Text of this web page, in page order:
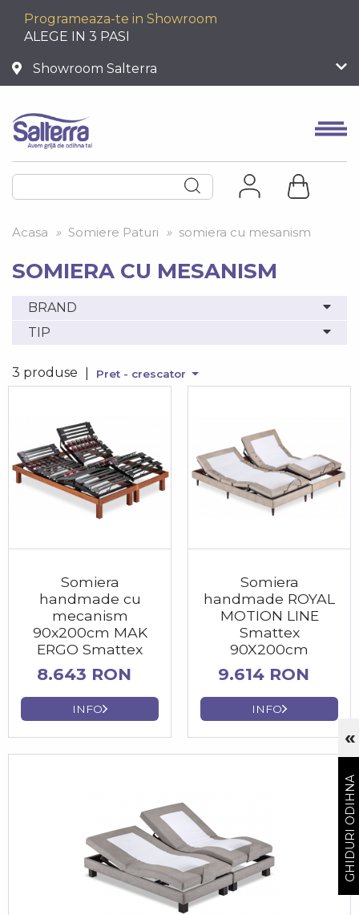
Programeaza-te in Showroom
ALEGE IN 3 PASI
Showroom Salterra
Acasa » Somiere Paturi » somiera cu mesanism
SOMIERA CU MESANISM
BRAND
TIP
3 produse Pret - crescator
Somiera
handmade cu
mecanism
90x200cm MAK
ERGO Smattex
8.643 RON
INFO
Somiera
handmade ROYAL
MOTION LINE
Smattex
90X200cm
9.614 RON
INFO
«
GHIDURI ODIHNA